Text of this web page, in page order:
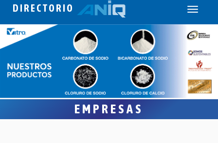
DIRECTORIO
Toggle
EMPRESAS